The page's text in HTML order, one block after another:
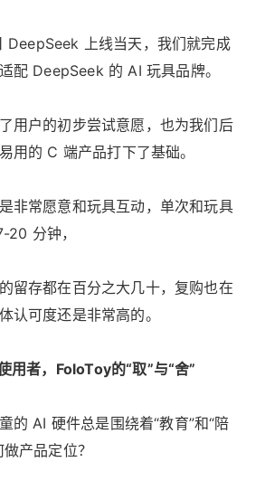
上线当天，我们就完成
配 DeepSeek 的 AI 玩具品牌。
用户的初步尝试意愿，也为我们后
用的 C 端产品打下了基础。
非常愿意和玩具互动，单次和玩具
20 分钟，
留存都在百分之大几十，复购也在
认可度还是非常高的。
用者，FoloToy的“取”与“舍”
的 AI 硬件总是围绕着“教育”和“陪
产品定位？